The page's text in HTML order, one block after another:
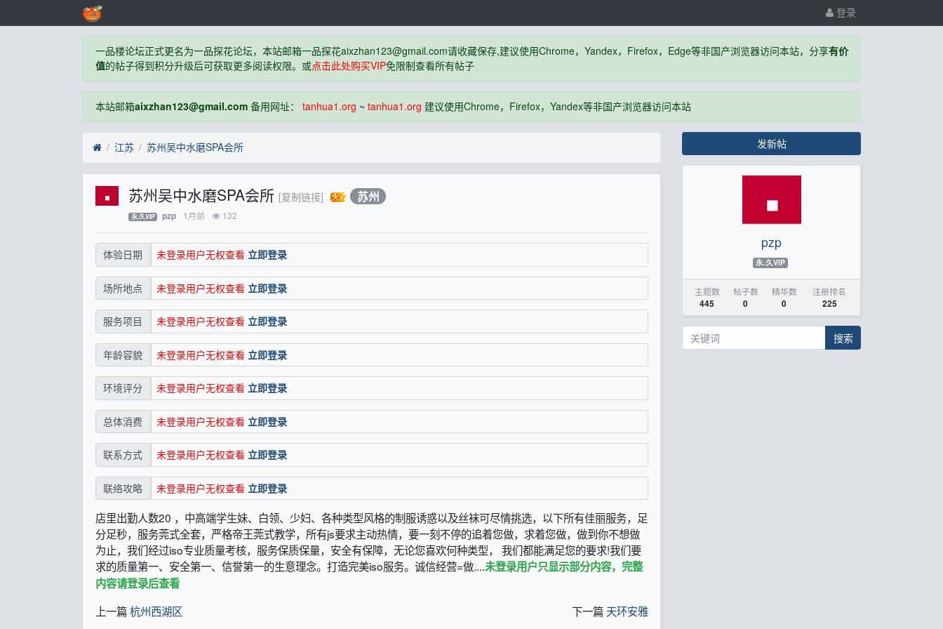
登录
一品楼论坛正式更名为一品探花论坛，本站邮箱一品探花aixzhan123@gmail.com请收藏保存,建议使用Chrome，Yandex，Firefox，Edge等非国产浏览器访问本站，分享有价
值的帖子得到积分升级后可获取更多阅读权限。或点击此处购买VIP免限制查看所有帖子
本站邮箱aixzhan123@gmail.com备用网址： tanhua1.org ~ tanhua1.org 建议使用Chrome，Firefox，Yandex等非国产浏览器访问本站
江苏 苏州吴中水磨SPA会所
苏州吴中水磨SPA会所 [复制链接] 苏州
永.久VIP pzp 1月前 132
体验日期 未登录用户无权查看 立即登录
场所地点 未登录用户无权查看 立即登录
服务项目 未登录用户无权查看 立即登录
年龄容貌 未登录用户无权查看 立即登录
环境评分 未登录用户无权查看 立即登录
总体消费 未登录用户无权查看 立即登录
联系方式 未登录用户无权查看 立即登录
联络攻略 未登录用户无权查看 立即登录
店里出勤人数20 ，中高端学生妹、白领、少妇、各种类型风格的制服诱惑以及丝袜可尽情挑选，以下所有佳丽服务，足
分足秒，服务莞式全套，严格帝王莞式教学，所有js要求主动热情，要一刻不停的追着您做，求着您做，做到你不想做
为止，我们经过iso专业质量考核，服务保质保量，安全有保障，无论您喜欢何种类型， 我们都能满足您的要求!我们要
求的质量第一、安全第一、信誉第一的生意理念。打造完美iso服务。诚信经营=做....未登录用户只显示部分内容，完整
内容请登录后查看
上一篇 杭州西湖区 下一篇 天环安雅
发新帖
pzp
永.久VIP
主题数
445
帖子数
0
精华数
0
注册排名
225
搜索